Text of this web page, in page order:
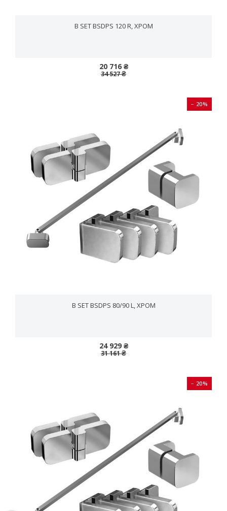
B SET BSDPS 120 R, ХРОМ
20 716 ₴
34 527 ₴
− 20%
B SET BSDPS 80/90 L, ХРОМ
24 929 ₴
31 161 ₴
− 20%